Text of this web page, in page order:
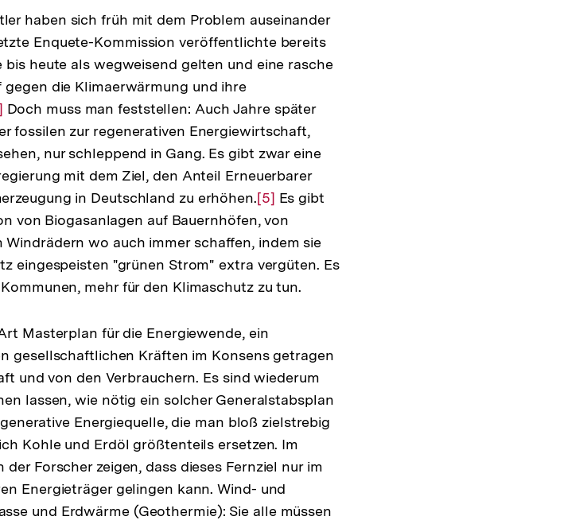
der
Fußnote
haben sich früh mit dem Problem auseinander
Enquete-Kommission veröffentlichte bereits
bis heute als wegweisend gelten und eine rasche
die Klimaerwärmung und ihre
Doch muss man feststellen: Auch Jahre später
fossilen zur regenerativen Energiewirtschaft,
nur schleppend in Gang. Es gibt zwar eine
mit dem Ziel, den Anteil Erneuerbarer
in Deutschland zu erhöhen.Zur
Auflösung
der
Fußnote
[5] Es gibt
von Biogasanlagen auf Bauernhöfen, von
wo auch immer schaffen, indem sie
eingespeisten "grünen Strom" extra vergüten. Es
mehr für den Klimaschutz zu tun.
Masterplan für die Energiewende, ein
gesellschaftlichen Kräften im Konsens getragen
und von den Verbrauchern. Es sind wiederum
lassen, wie nötig ein solcher Generalstabsplan
Energiequelle, die man bloß zielstrebig
Kohle und Erdöl größtenteils ersetzen. Im
Forscher zeigen, dass dieses Fernziel nur im
Energieträger gelingen kann. Wind- und
und Erdwärme (Geothermie): Sie alle müssen